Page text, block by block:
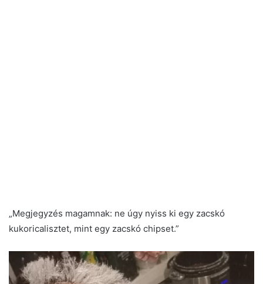
„Megjegyzés magamnak: ne úgy nyiss ki egy zacskó
kukoricalisztet, mint egy zacskó chipset.”